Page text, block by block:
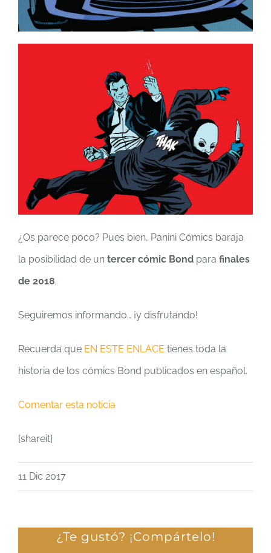
¿Os parece poco? Pues bien, Panini Cómics baraja
la posibilidad de un tercer cómic Bond para finales
de 2018.
Seguiremos informando… ¡y disfrutando!
Recuerda que EN ESTE ENLACE tienes toda la
historia de los cómics Bond publicados en español.
Comentar esta noticia
{shareit}
11 Dic 2017
¿Te gustó? ¡Compártelo!